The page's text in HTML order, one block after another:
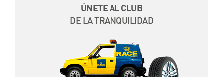
ÚNETE AL CLUB
DE LA TRANQUILIDAD